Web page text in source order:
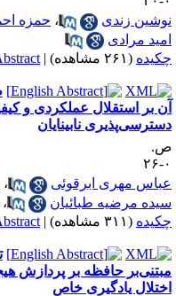
زندی
،حمزه
مرادی
(۲۶۱ مشاهده) |
Abstract |
بر استقلال عملکردی و
نابینایان
مهری ابرقوئی
،
مرضیه طبائیان
،
(۳۱۱ مشاهده) |
Abstract |
حافظه بر پردازش
یادگیری خاص